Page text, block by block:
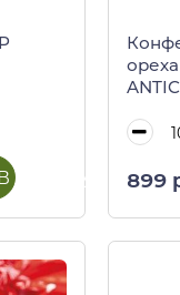
корзину 899